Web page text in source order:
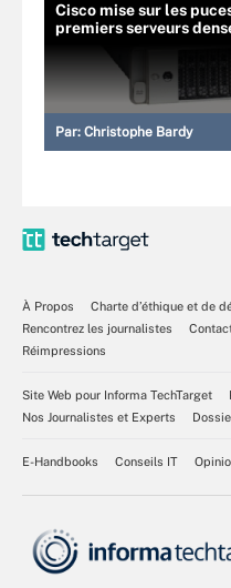
Cisco mise sur les
premiers serveurs
Par: Christophe Bardy
À Propos
Charte d’éthique et de
Rencontrez les journalistes
Réimpressions
Site Web pour Informa TechTarget
Nos Journalistes et Experts
E-Handbooks Conseils IT